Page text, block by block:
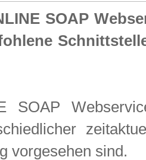
SOAP
SOAP
vorgesehen sind.